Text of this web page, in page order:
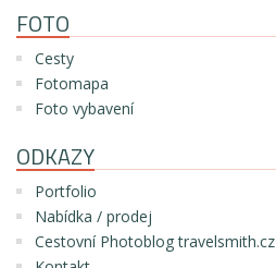
FOTO
Cesty
Fotomapa
Foto vybavení
ODKAZY
Portfolio
Nabídka / prodej
Cestovní Photoblog travelsmith.cz